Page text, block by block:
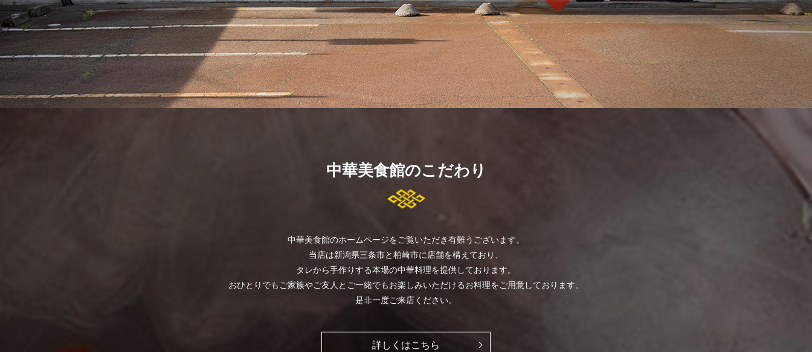
中華美食館のこだわり
中華美食館のホームページをご覧いただき有難うございます。
当店は新潟県三条市と柏崎市に店舗を構えており、
タレから手作りする本場の中華料理を提供しております。
おひとりでもご家族やご友人とご一緒でもお楽しみいただけるお料理をご用意しております。
是非一度ご来店ください。
詳しくはこちら